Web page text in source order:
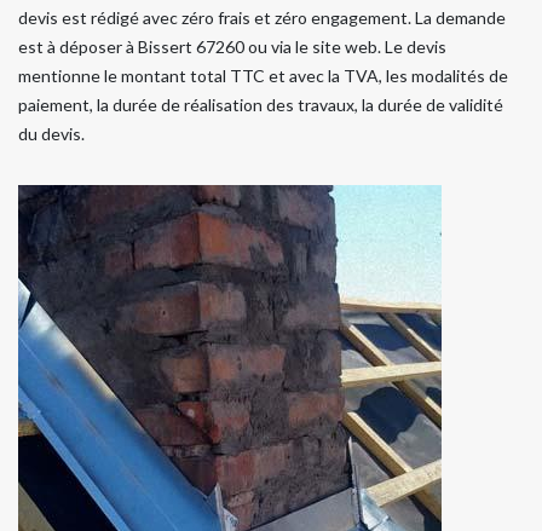
devis est rédigé avec zéro frais et zéro engagement. La demande
est à déposer à Bissert 67260 ou via le site web. Le devis
mentionne le montant total TTC et avec la TVA, les modalités de
paiement, la durée de réalisation des travaux, la durée de validité
du devis.